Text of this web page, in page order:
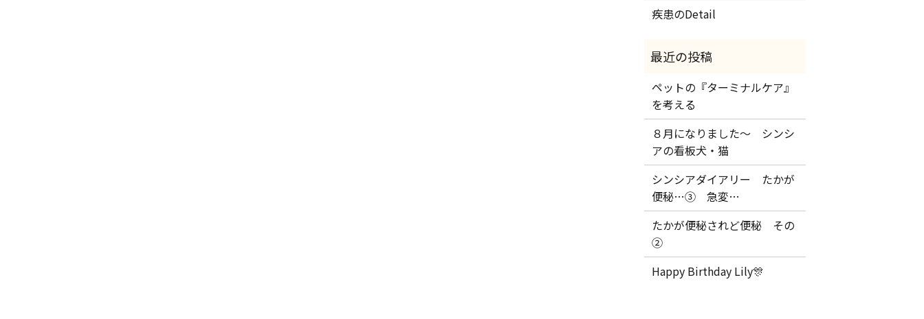
疾患のDetail
ペットの『ターミナルケア』
を考える
８月になりました～ シンシ
アの看板犬・猫
シンシアダイアリー たかが
便秘…③ 急変…
たかが便秘されど便秘 その
②
Happy Birthday Lily🎊